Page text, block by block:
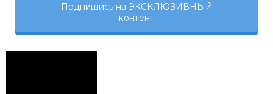
Подпишись на ЭКСКЛЮЗИВНЫЙ
контент